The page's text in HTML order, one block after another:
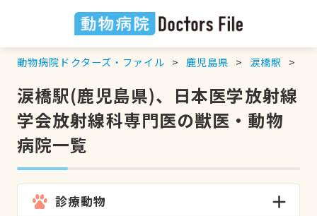
動物病院ドクターズ・ファイル 鹿児島県 涙橋駅
涙橋駅(鹿児島県)、日本医学放射線
学会放射線科専門医の獣医・動物
病院一覧
診療動物